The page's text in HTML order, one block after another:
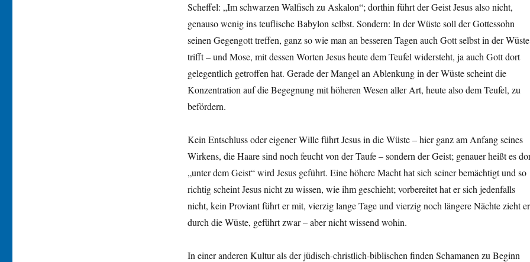
Scheffel: „Im schwarzen Walfisch zu Askalon“; dorthin führt der Geist Jesus also nicht,
genauso wenig ins teuflische Babylon selbst. Sondern: In der Wüste soll der Gottessohn
seinen Gegengott treffen, ganz so wie man an besseren Tagen auch Gott selbst in der Wüste
trifft – und Mose, mit dessen Worten Jesus heute dem Teufel widersteht, ja auch Gott dort
gelegentlich getroffen hat. Gerade der Mangel an Ablenkung in der Wüste scheint die
Konzentration auf die Begegnung mit höheren Wesen aller Art, heute also dem Teufel, zu
befördern.
Kein Entschluss oder eigener Wille führt Jesus in die Wüste – hier ganz am Anfang seines
Wirkens, die Haare sind noch feucht von der Taufe – sondern der Geist; genauer heißt es
„unter dem Geist“ wird Jesus geführt. Eine höhere Macht hat sich seiner bemächtigt und so
richtig scheint Jesus nicht zu wissen, wie ihm geschieht; vorbereitet hat er sich jedenfalls
nicht, kein Proviant führt er mit, vierzig lange Tage und vierzig noch längere Nächte zieht er
durch die Wüste, geführt zwar – aber nicht wissend wohin.
In einer anderen Kultur als der jüdisch-christlich-biblischen finden Schamanen zu Beginn